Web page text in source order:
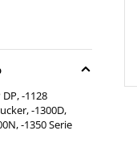
DP, -1128
-1300D,
-1350 Serie